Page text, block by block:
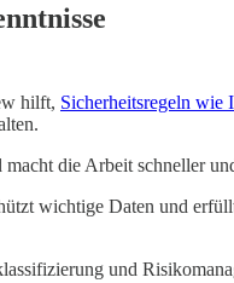
hilft, Sicherheitsregeln wie
macht die Arbeit schneller
wichtige Daten und
und